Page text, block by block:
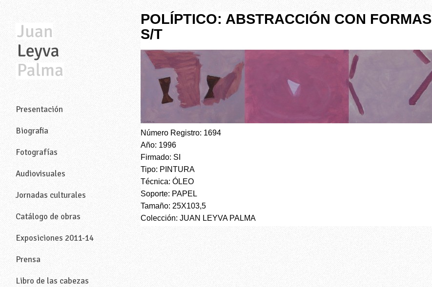
Presentación
Biografia
Fotografías
Audiovisuales
Jornadas culturales
Catálogo de obras
Exposiciones 2011-14
Prensa
Libro de las cabezas
POLÍPTICO: ABSTRACCIÓN CON FORMAS
S/T
Número Registro: 1694
Año: 1996
Firmado: SI
Tipo: PINTURA
Técnica: ÓLEO
Soporte: PAPEL
Tamaño: 25X103,5
Colección: JUAN LEYVA PALMA